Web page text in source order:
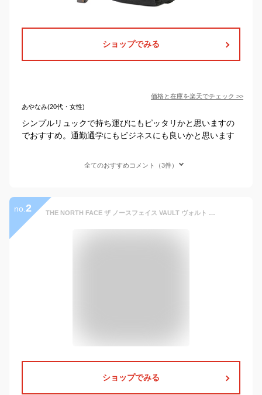
ショップでみる
価格と在庫を楽天でチェック >>
あやなみ(20代・女性)
シンプルリュックで持ち運びにもピッタリかと思いますの
でおすすめ。通勤通学にもビジネスにも良いかと思います
全てのおすすめコメント（3件）
no. 2 THE NORTH FACE ザ ノースフェイス VAULT ヴォルト バックパックリュック リュックサック 27L A3 メンズ レディースNF0A3VY2 ブラック グレー ネイビー プレゼント ギフト
ショップでみる